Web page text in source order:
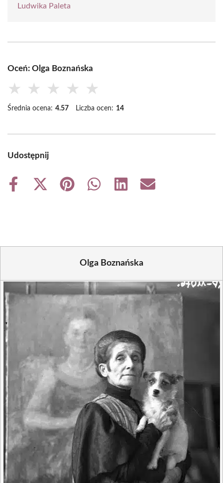
Ludwika Paleta
Oceń: Olga Boznańska
★ ★ ★ ★ ★
Średnia ocena: 4.57 Liczba ocen: 14
Udostępnij
Share
Share
Share
Share
Share
Share
Olga Boznańska